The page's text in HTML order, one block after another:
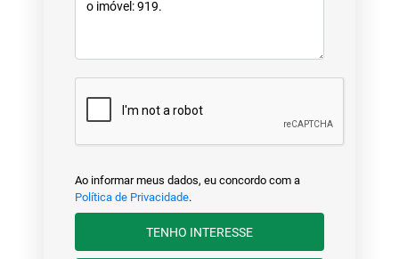
Ao informar meus dados, eu concordo com a
Política de Privacidade.
TENHO INTERESSE